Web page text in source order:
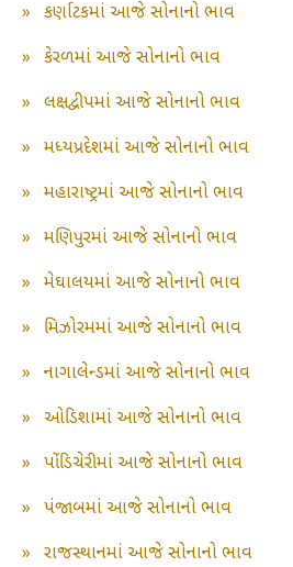
»
કર્ણાટકમાં આજે સોનાનો ભાવ
»
કેરળમાં આજે સોનાનો ભાવ
»
લક્ષદ્વીપમાં આજે સોનાનો ભાવ
»
મધ્યપ્રદેશમાં આજે સોનાનો ભાવ
»
મહારાષ્ટ્રમાં આજે સોનાનો ભાવ
»
મણિપુરમાં આજે સોનાનો ભાવ
»
મેઘાલયમાં આજે સોનાનો ભાવ
»
મિઝોરમમાં આજે સોનાનો ભાવ
»
નાગાલેન્ડમાં આજે સોનાનો ભાવ
»
ઓડિશામાં આજે સોનાનો ભાવ
»
પોંડિચેરીમાં આજે સોનાનો ભાવ
»
પંજાબમાં આજે સોનાનો ભાવ
»
રાજસ્થાનમાં આજે સોનાનો ભાવ